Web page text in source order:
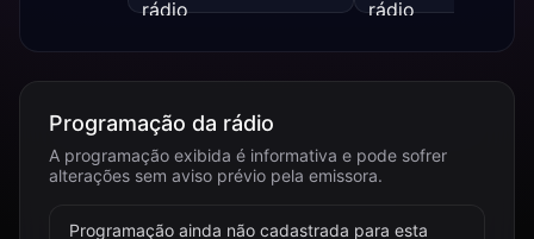
Programação da rádio
A programação exibida é informativa e pode sofrer
alterações sem aviso prévio pela emissora.
Programação ainda não cadastrada para esta